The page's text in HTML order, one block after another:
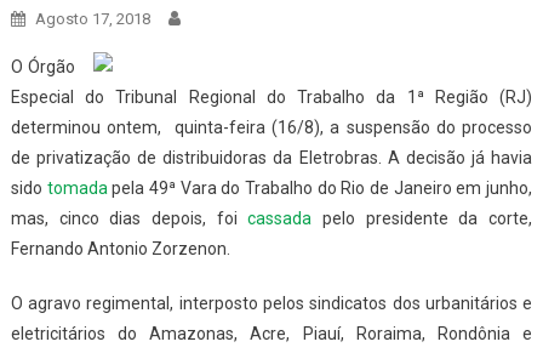
Agosto 17, 2018
O Órgão
Especial do Tribunal Regional do Trabalho da 1ª Região (RJ)
determinou ontem, quinta-feira (16/8), a suspensão do processo
de privatização de distribuidoras da Eletrobras. A decisão já havia
sido tomada pela 49ª Vara do Trabalho do Rio de Janeiro em junho,
mas, cinco dias depois, foicassada pelo presidente da corte,
Fernando Antonio Zorzenon.
O agravo regimental, interposto pelos sindicatos dos urbanitários e
eletricitários do Amazonas, Acre, Piauí, Roraima, Rondônia e